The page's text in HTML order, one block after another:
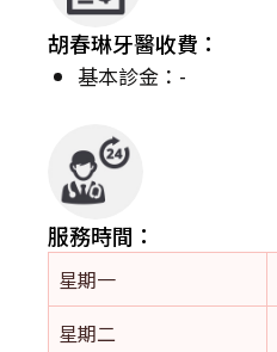
胡春琳牙醫收費：
基本診金：-
服務時間：
星期一
星期二